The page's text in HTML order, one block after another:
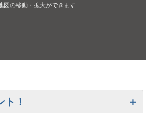
図の移動・拡大ができます
ト！